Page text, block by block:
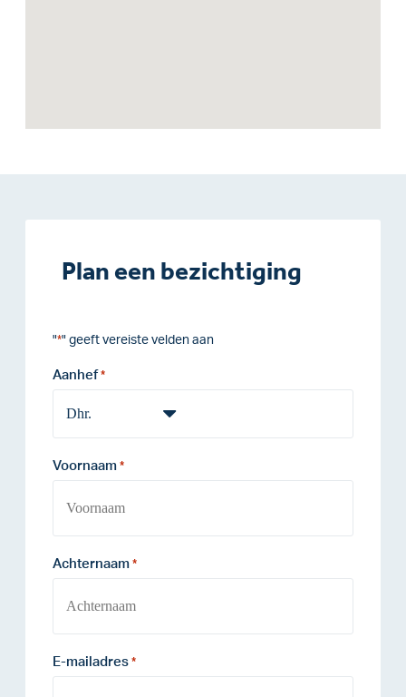
Plan een bezichtiging
"*" geeft vereiste velden aan
Aanhef *
Voornaam *
Achternaam *
E-mailadres *